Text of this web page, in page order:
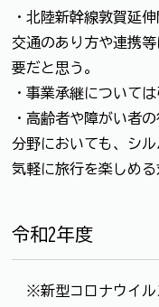
・北陸新幹線敦賀延
交通のあり方や連携
要だと思う。
・事業承継について
・高齢者や障がい者
分野においても、シ
気軽に旅行を楽しめる
令和2年度
※新型コロナウイル